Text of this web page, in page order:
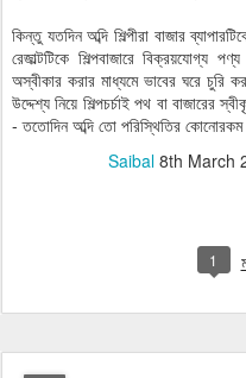
কিন্তু যতদিন অব্দি শিল্পীরা বাজার
রেজাল্টটিকে শিল্পবাজারে বিক্রয়যোগ্য
অস্বীকার করার মাধ্যমে ভাবের ঘরে চুরি
উদ্দেশ্য নিয়ে শিল্পচর্চাই পথ বা
- ততোদিন অব্দি তো পরিস্থিতির
Saibal 8th March
1